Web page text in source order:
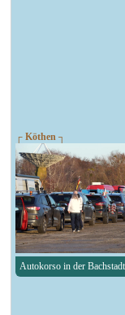
┌ Köthen ┐
Autokorso in der Bachstadt